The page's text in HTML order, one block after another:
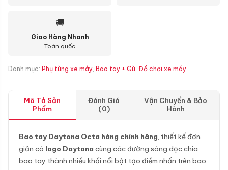
🚚
Giao Hàng Nhanh
Toàn quốc
Danh mục: Phụ tùng xe máy, Bao tay + Gù, Đồ chơi xe máy
Mô Tả Sản
Phẩm
Đánh Giá
(0)
Vận Chuyển & Bảo
Hành
Bao tay Daytona Octa hàng chính hãng, thiết kế đơn
giản có logo Daytona cùng các đường sóng dọc chia
bao tay thành nhiều khối nổi bật tạo điểm nhấn trên bao